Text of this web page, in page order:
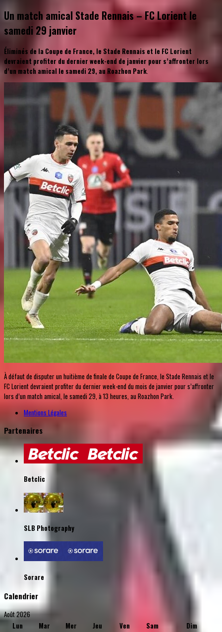
Un match amical Stade Rennais – FC Lorient le
samedi 29 janvier
​Éliminés de la Coupe de France, le Stade Rennais et le FC Lorient
devraient profiter du dernier week-end de janvier pour s’affronter lors
d’un match amical le samedi 29, au Roazhon Park
À défaut de disputer un huitième de finale de Coupe de France, le Stade Rennais et le
FC Lorient devraient profiter du dernier week-end du mois de janvier pour s’affronter
lors d’un match amical, le samedi 29, à 13 heures, au Roazhon Park.
Mentions Légales
Partenaires
Betclic
SLB Photography
Sorare
Calendrier
Août 2026
Lun
Mar Mer Jeu Ven Sam
Dim